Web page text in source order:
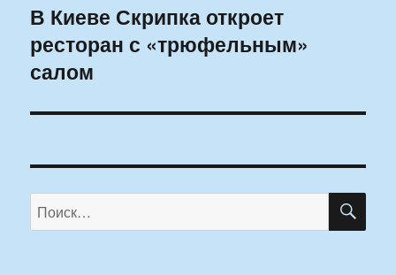
Следующая
запись:
В Киеве Скрипка откроет
ресторан с «трюфельным»
салом
Искать: